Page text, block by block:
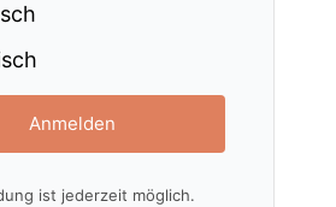
Anmelden
ist jederzeit möglich.